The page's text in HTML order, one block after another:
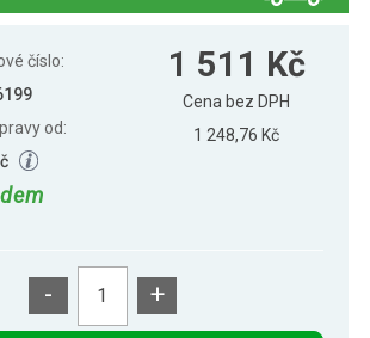
číslo:
od:
1 511 Kč
Cena bez DPH
1 248,76 Kč
- +